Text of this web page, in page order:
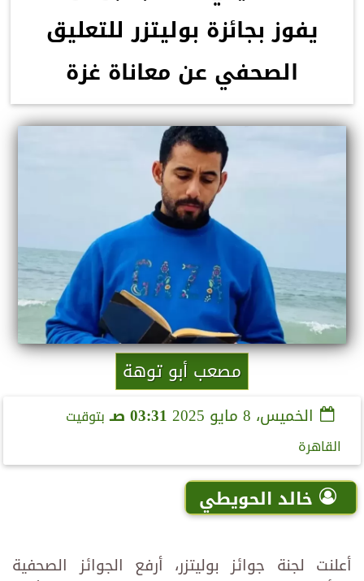
يفوز بجائزة بوليتزر للتعليق
الصحفي عن معاناة غزة
مصعب أبو توهة
الخميس، 8 مايو 2025 03:31 صـ
بتوقيت
القاهرة
خالد الحويطي
أعلنت لجنة جوائز بوليتزر، أرفع الجوائز الصحفية